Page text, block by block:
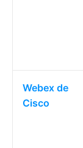
Webex de
Cisco